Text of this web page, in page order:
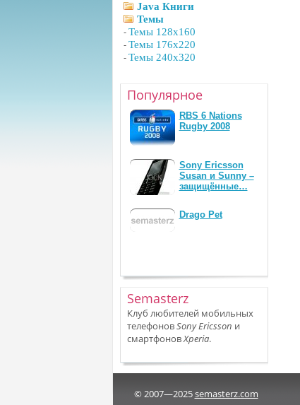
Java Книги
Темы
-Темы 128x160
-Темы 176x220
-Темы 240x320
Популярное
RBS 6 Nations
Rugby 2008
Sony Ericsson
Susan и Sunny –
защищённые…
Drago Pet
Semasterz
Клуб любителей мобильных
телефоновSony Ericsson и
смартфоновXperia.
© 2007—2025semasterz.com